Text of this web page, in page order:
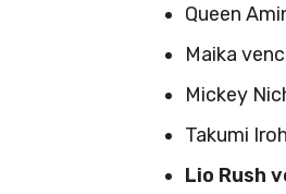
Queen
Maika
Mickey
Takumi
Lio Rush